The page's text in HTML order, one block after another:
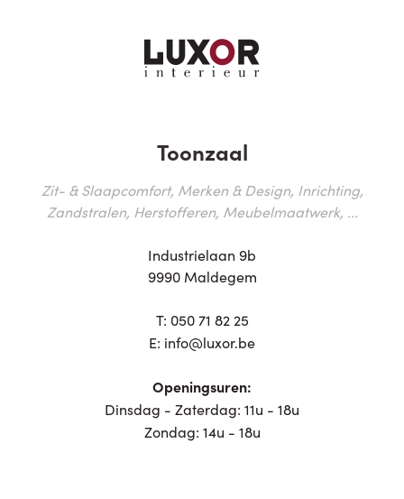
Toonzaal
Zit- & Slaapcomfort, Merken & Design, Inrichting,
Zandstralen, Herstofferen, Meubelmaatwerk, ...
Industrielaan 9b
9990 Maldegem
T: 050 71 82 25
E: info@luxor.be
Openingsuren:
Dinsdag - Zaterdag: 11u - 18u
Zondag: 14u - 18u